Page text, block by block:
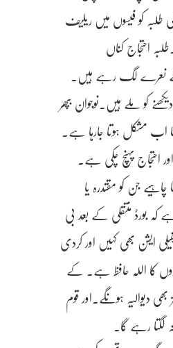
کو فیسوں میں ریلیف
احتجاج کناں
لگ رہے ہیں.
کو ملے ہیں.نوجوان بپھر
اب مشکل ہوتا جارہا ہے.
احتجاج پہنچ چکی ہے.
جن کو مقتدرہ یا
کہ بورڈ منتقلی کے بعد بی
ایشن بھی کہیں اور کردی
کا اللہ حافظ ہے. کے
دیوالیہ ہونگے.اور قوم
لگتا رہے گا.